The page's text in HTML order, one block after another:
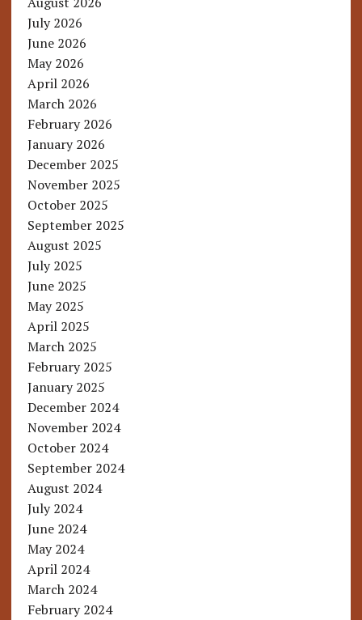
July 2026
June 2026
May 2026
April 2026
March 2026
February 2026
January 2026
December 2025
November 2025
October 2025
September 2025
August 2025
July 2025
June 2025
May 2025
April 2025
March 2025
February 2025
January 2025
December 2024
November 2024
October 2024
September 2024
August 2024
July 2024
June 2024
May 2024
April 2024
March 2024
February 2024